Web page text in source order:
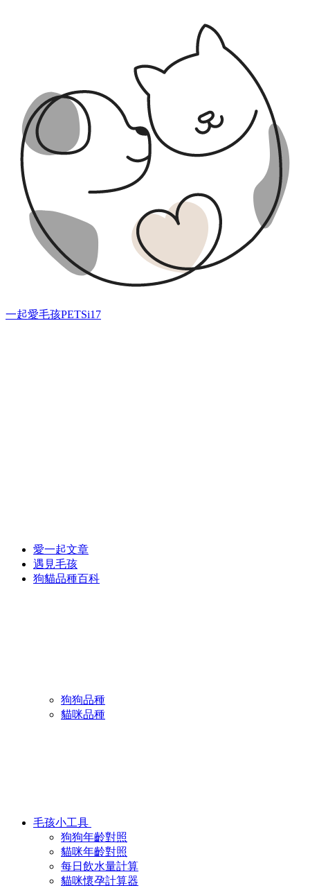
一起愛毛孩PETSi17
愛一起文章
遇見毛孩
狗貓品種百科
狗狗品種
貓咪品種
毛孩小工具
狗狗年齡對照
貓咪年齡對照
每日飲水量計算
貓咪懷孕計算器